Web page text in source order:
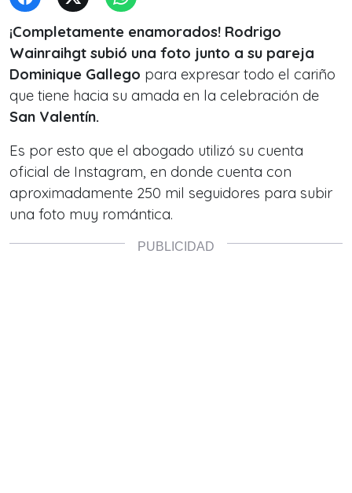
¡Completamente enamorados! Rodrigo
Wainraihgt subió una foto junto a su pareja
Dominique Gallego para expresar todo el cariño
que tiene hacia su amada en la celebración de
San Valentín.
Es por esto que el abogado utilizó su cuenta
oficial de Instagram, en donde cuenta con
aproximadamente 250 mil seguidores para subir
una foto muy romántica.